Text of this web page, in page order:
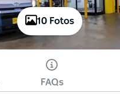
10 Fotos
FAQs